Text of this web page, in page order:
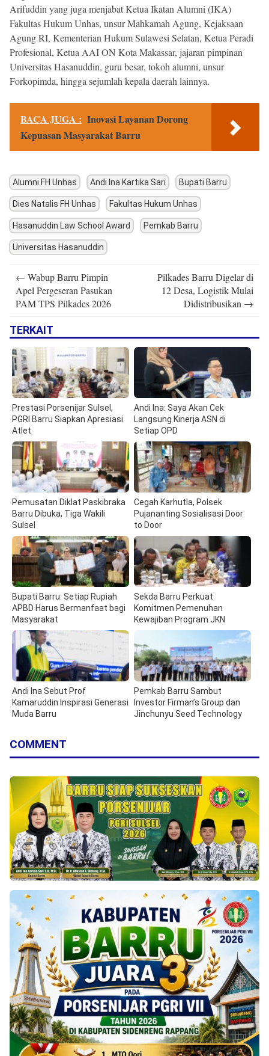
Arifuddin yang juga menjabat Ketua Ikatan Alumni (IKA)
Fakultas Hukum Unhas, unsur Mahkamah Agung, Kejaksaan
Agung RI, Kementerian Hukum Sulawesi Selatan, Ketua Peradi
Profesional, Ketua AAI ON Kota Makassar, jajaran pimpinan
Universitas Hasanuddin, guru besar, tokoh alumni, unsur
Forkopimda, hingga sejumlah kepala daerah lainnya.
BACA JUGA : Inovasi Layanan Dorong
Kepuasan Masyarakat Barru
Alumni FH Unhas Andi Ina Kartika Sari Bupati Barru
Dies Natalis FH Unhas Fakultas Hukum Unhas
Hasanuddin Law School Award Pemkab Barru
Universitas Hasanuddin
navigation
← Wabup Barru Pimpin
Apel Pergeseran Pasukan
PAM TPS Pilkades 2026
Pilkades Barru Digelar di
12 Desa, Logistik Mulai
Didistribusikan →
TERKAIT
Prestasi Porsenijar Sulsel,
PGRI Barru Siapkan Apresiasi
Atlet
Andi Ina: Saya Akan Cek
Langsung Kinerja ASN di
Setiap OPD
Pemusatan Diklat Paskibraka
Barru Dibuka, Tiga Wakili
Sulsel
Cegah Karhutla, Polsek
Pujananting Sosialisasi Door
to Door
Bupati Barru: Setiap Rupiah
APBD Harus Bermanfaat bagi
Masyarakat
Sekda Barru Perkuat
Komitmen Pemenuhan
Kewajiban Program JKN
Andi Ina Sebut Prof
Kamaruddin Inspirasi Generasi
Muda Barru
Pemkab Barru Sambut
Investor Firman’s Group dan
Jinchunyu Seed Technology
COMMENT